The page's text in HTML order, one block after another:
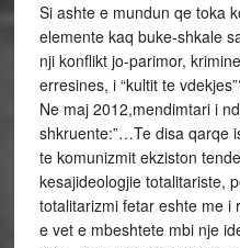
Si ashte e mundun qe toka
elemente kaq buke-shkale
nji konflikt jo-parimor,
erresines, i “kultit te
Ne maj 2012,mendimtari i
shkruente:”…Te disa qarqe
te komunizmit ekziston
kesajideologjie totalitariste,
totalitarizmi fetar eshte me i
e vet e mbeshtete mbi nje